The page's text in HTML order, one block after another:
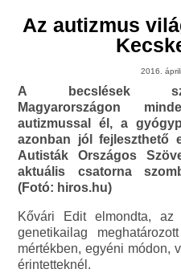
Az autizmus
2016.
A becslések
Magyarországon
autizmussal él, a
azonban jól fejleszthető
Autisták Országos
aktuális csatorna
(Fotó: hiros.hu)
Kővári Edit elmondta, az
genetikailag
mértékben, egyéni módon,
érintetteknél.